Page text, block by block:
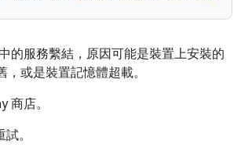
的服務繫結，原因可能是裝置上安裝的
，或是裝置記憶體超載。
商店。
。